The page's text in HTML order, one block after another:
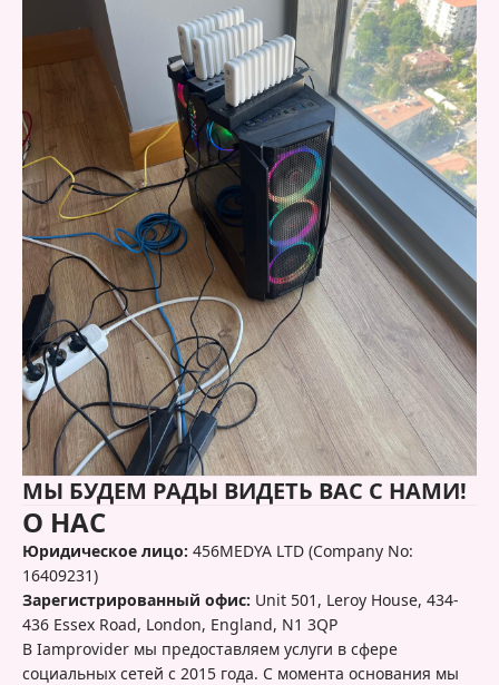
МЫ БУДЕМ РАДЫ ВИДЕТЬ ВАС С НАМИ!
О НАС
Юридическое лицо: 456MEDYA LTD (Company No:
16409231)
Зарегистрированный офис: Unit 501, Leroy House, 434-
436 Essex Road, London, England, N1 3QP
В Iamprovider мы предоставляем услуги в сфере
социальных сетей с 2015 года. С момента основания мы